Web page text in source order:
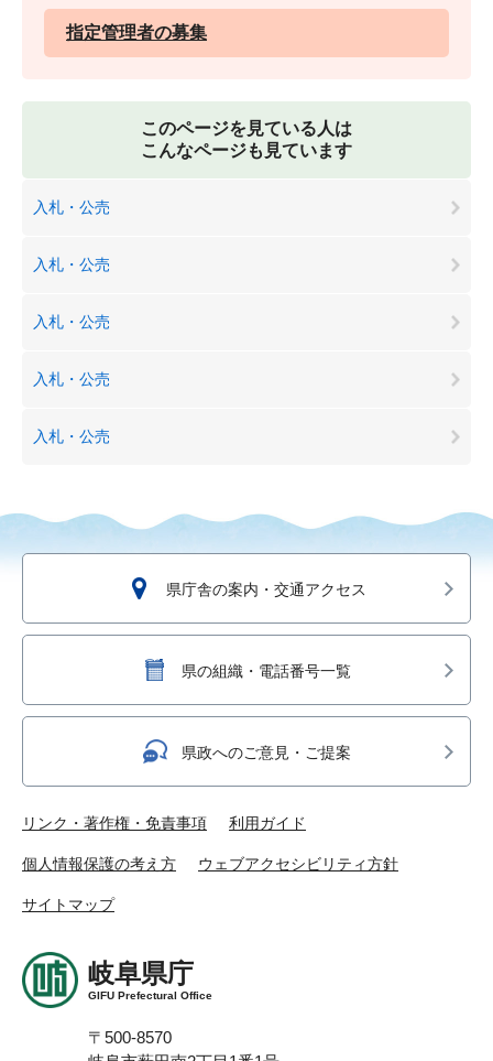
指定管理者の募集
このページを見ている人は
こんなページも見ています
入札・公売
入札・公売
入札・公売
入札・公売
入札・公売
県庁舎の案内・交通アクセス
県の組織・電話番号一覧
県政へのご意見・ご提案
リンク・著作権・免責事項 利用ガイド
個人情報保護の考え方 ウェブアクセシビリティ方針
サイトマップ
岐阜県庁
GIFU Prefectural Office
〒500-8570